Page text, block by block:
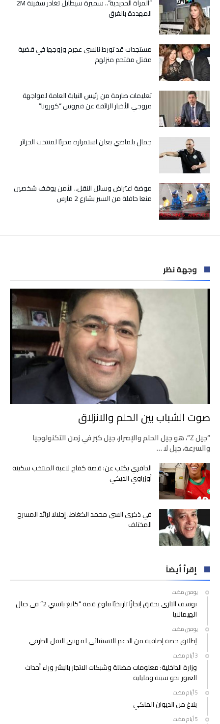
روادها..
التازي
مصانو”
“المرأة الحديدية”.. سميرة سيطايل تغادر سفينة 2M
المهددة بالغرق
مستجدات قد تورط نانسي عجرم وزوجها في قضية
مقتل مقتحم منزلهم
تعليمات صارمة من رئيس النيابة العامة لمواجهة
مروجي الأخبار الزائفة عن فيروس “كورونا”
جمال بلماضي يعلن استمراره مدربًا لمنتخب الجزائر
موضة اعتراض وسائل النقل.. الأمن يوقف شخصين
منعا حافلة من السير بشارع 2 مارس
وجهة نظر
صوت الشباب بين الحلم والانزلاق
“جيل Z”، هو جيل الحلم والإصرار، جيل كبر في زمن التكنولوجيا
والسرعة، جيل لا …
الدافري يكتب عن: قصة كفاح لاعبة المنتخب سكينة
أوزراوي الديكي
في ذكرى السي محمد الكغاط.. إجلالا لرائد المسرح
المختلف
إقرأ أيضاً
‫‫‫‏‫يومين مضت‬
يوسف التازي يحقق إنجازًا تاريخيًا ببلوغ قمة “كانغ ياتسي 2” في جبال
الهيمالايا
‫‫‫‏‫يومين مضت‬
إطلاق حصة إضافية من الدعم الاستثنائي لمهنيي النقل الطرقي
وزارة الداخلية: معلومات مضللة وشبكات الاتجار بالبشر وراء أحداث
العبور نحو سبتة ومليلية
بلاغ من الديوان الملكي